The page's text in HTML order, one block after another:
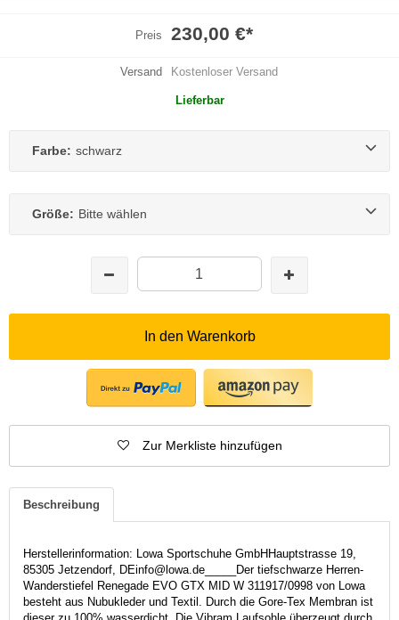
Preis 230,00 €*
Versand Kostenloser Versand
Lieferbar
Farbe: schwarz
Größe: Bitte wählen
In den Warenkorb
Zur Merkliste hinzufügen
Beschreibung
Herstellerinformation: Lowa Sportschuhe GmbHHauptstrasse 19,
85305 Jetzendorf, DEinfo@lowa.de_____Der tiefschwarze Herren-
Wanderstiefel Renegade EVO GTX MID W 311917/0998 von Lowa
besteht aus Nubukleder und Textil. Durch die Gore-Tex Membran ist
dieser zu 100% wasserdicht. Die Vibram Laufsohle überzeugt durch